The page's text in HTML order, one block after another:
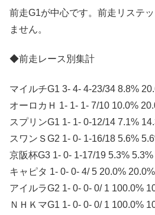
前走G1が中心です。前走リステ
ません。
◆前走レース別集計
マイルチG1 3- 4- 4-23/34 8.8%
オーロカＨ 1- 1- 1- 7/10 10.0%
スプリンG1 1- 1- 0-12/14 7.1%
スワンＳG2 1- 0- 1-16/18 5.6%
京阪杯G3 1- 0- 1-17/19 5.3% 5.3%
キャピタ 1- 0- 0- 4/ 5 20.0% 20.0%
アイルラG2 1- 0- 0- 0/ 1 100.0%
ＮＨＫマG1 1- 0- 0- 0/ 1 100.0%